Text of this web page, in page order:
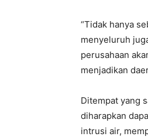
“Tidak hanya
menyeluruh
perusahaan
menjadikan
Ditempat yang
diharapkan
intrusi air,